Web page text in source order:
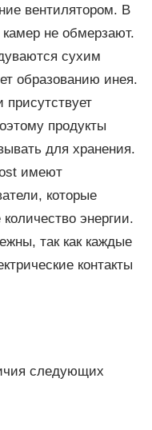
вентилятором. В
камер не обмерзают.
сухим
образованию инея.
продукты
для хранения.
имеют
которые
энергии.
так как каждые
контакты
следующих